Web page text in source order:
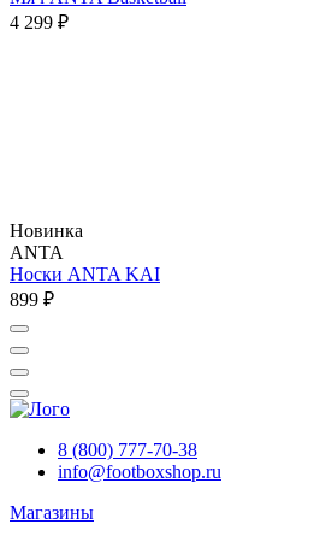
4 299 ₽
Новинка
ANTA
Носки ANTA KAI
899 ₽
8 (800) 777-70-38
info@footboxshop.ru
Магазины